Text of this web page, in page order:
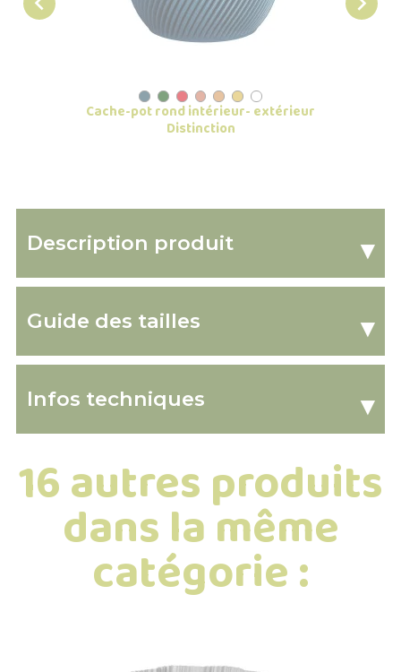
Cache-pot rond intérieur- extérieur
Distinction
Description produit ▾
Guide des tailles ▾
Infos techniques ▾
16 autres produits
dans la même
catégorie :